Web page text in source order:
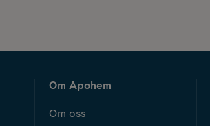
Om Apohem
Om oss